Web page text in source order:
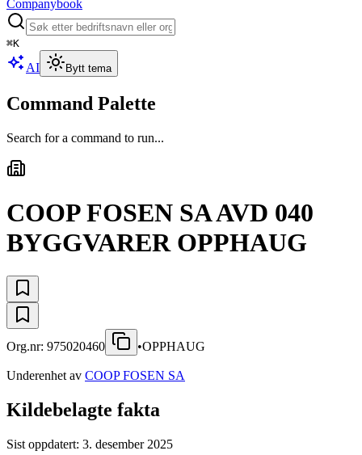
Companybook
⌘K
AI Bytt tema
Command Palette
Search for a command to run...
COOP FOSEN SA AVD 040
BYGGVARER OPPHAUG
Org.nr: 975020460 •OPPHAUG
Underenhet av COOP FOSEN SA
Kildebelagte fakta
Sist oppdatert: 3. desember 2025